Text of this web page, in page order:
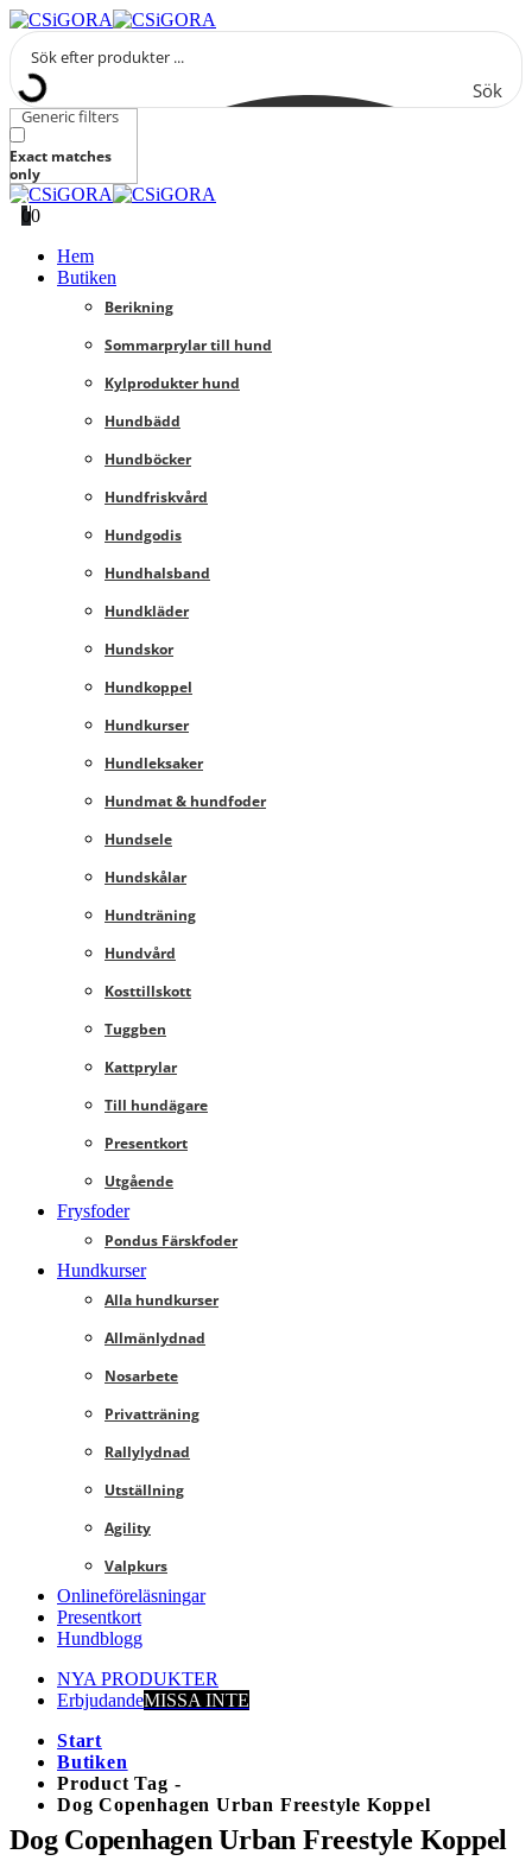
Sök
Generic filters
Exact matches
only
00
Hem
Butiken
Berikning
Sommarprylar till hund
Kylprodukter hund
Hundbädd
Hundböcker
Hundfriskvård
Hundgodis
Hundhalsband
Hundkläder
Hundskor
Hundkoppel
Hundkurser
Hundleksaker
Hundmat & hundfoder
Hundsele
Hundskålar
Hundträning
Hundvård
Kosttillskott
Tuggben
Kattprylar
Till hundägare
Presentkort
Utgående
Frysfoder
Pondus Färskfoder
Hundkurser
Alla hundkurser
Allmänlydnad
Nosarbete
Privatträning
Rallylydnad
Utställning
Agility
Valpkurs
Onlineföreläsningar
Presentkort
Hundblogg
NYA PRODUKTER
ErbjudandeMISSA INTE
Start
Butiken
Product Tag -
Dog Copenhagen Urban Freestyle Koppel
Dog Copenhagen Urban Freestyle Koppel